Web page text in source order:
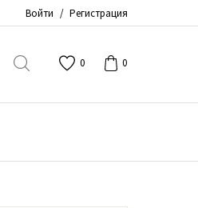
Войти / Регистрация
0 0